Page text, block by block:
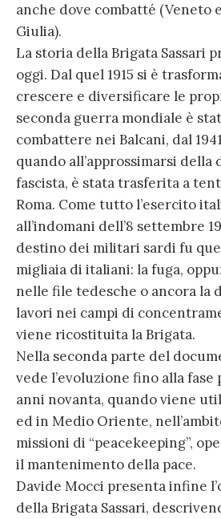
anche dove combatté (Veneto
Giulia).
La storia della Brigata Sassari
oggi. Dal quel 1915 si è
crescere e diversificare le
seconda guerra mondiale è
combattere nei Balcani, dal
quando all’approssimarsi della
fascista, è stata trasferita a
Roma. Come tutto l’esercito
all’indomani dell’8 settembre
destino dei militari sardi fu
migliaia di italiani: la fuga,
nelle file tedesche o ancora la
lavori nei campi di
viene ricostituita la Brigata.
Nella seconda parte del
vede l’evoluzione fino alla
anni novanta, quando viene
ed in Medio Oriente,
missioni di “peacekeeping”,
il mantenimento della pace.
Davide Mocci presenta infine
della Brigata Sassari,